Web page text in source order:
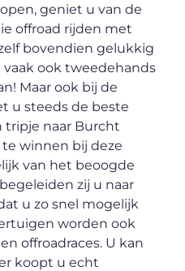
geniet u van de
offroad rijden met
bovendien gelukkig
ook tweedehands
Maar ook bij de
u steeds de beste
tripje naar Burcht
winnen bij deze
van het beoogde
zij u naar
u zo snel mogelijk
worden ook
offroadraces. U kan
koopt u echt